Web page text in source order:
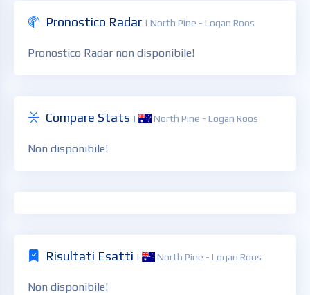
Pronostico Radar | North Pine - Logan Roos
Pronostico Radar non disponibile!
Compare Stats | North Pine - Logan Roos
Non disponibile!
Risultati Esatti | North Pine - Logan Roos
Non disponibile!